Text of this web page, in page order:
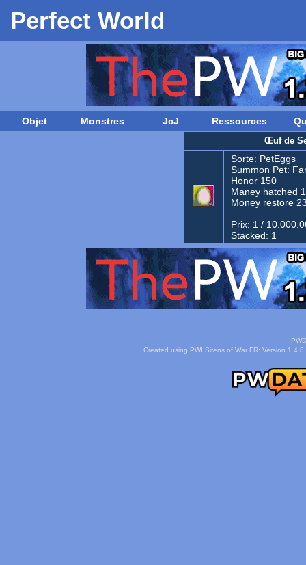
Perfect World
Objet Monstres JcJ Ressources
Œuf de
Sorte: PetEggs
Summon Pet:
Honor 150
Maney hatched
Money restore
Prix: 1 /
Stacked: 1
Created using PWI Sirens of War FR: Version